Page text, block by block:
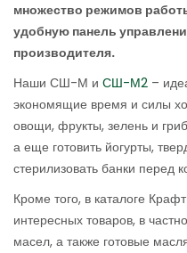
множество режимов
удобную панель
производителя.
Наши СШ-М и СШ-М2 –
экономящие время и силы
овощи, фрукты, зелень и
а еще готовить йогурты,
стерилизовать банки перед
Кроме того, в каталоге
интересных товаров, в
масел, а также готовые